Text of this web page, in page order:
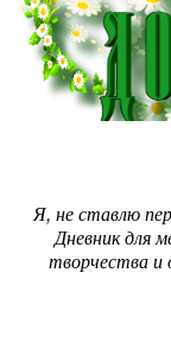
Я, не ставлю
Дневник для
творчества и